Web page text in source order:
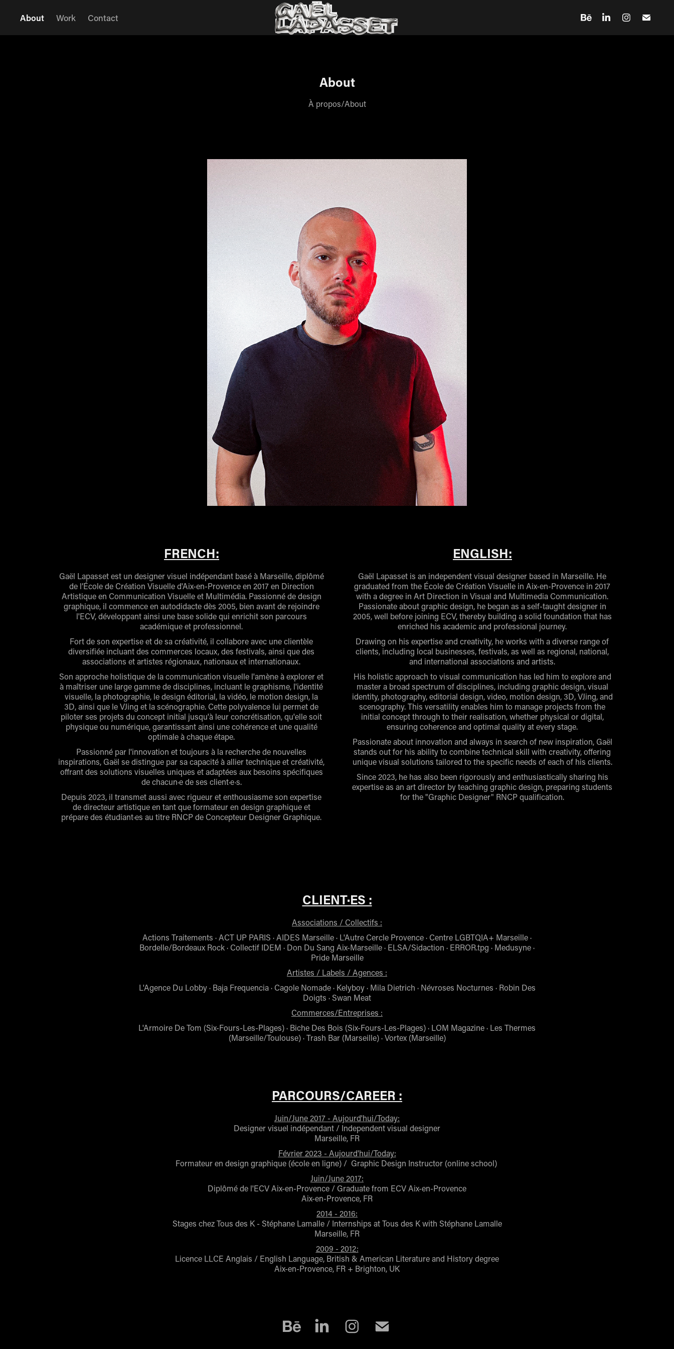
About Work Contact
About
À propos/About
FRENCH:
Gaël Lapasset est un designer visuel indépendant basé à Marseille, diplômé
de l’École de Création Visuelle d'Aix-en-Provence en 2017 en Direction
Artistique en Communication Visuelle et Multimédia. Passionné de design
graphique, il commence en autodidacte dès 2005, bien avant de rejoindre
l'ECV, développant ainsi une base solide qui enrichit son parcours
académique et professionnel.
Fort de son expertise et de sa créativité, il collabore avec une clientèle
diversifiée incluant des commerces locaux, des festivals, ainsi que des
associations et artistes régionaux, nationaux et internationaux.
Son approche holistique de la communication visuelle l'amène à explorer et
à maîtriser une large gamme de disciplines, incluant le graphisme, l'identité
visuelle, la photographie, le design éditorial, la vidéo, le motion design, la
3D, ainsi que le VJing et la scénographie. Cette polyvalence lui permet de
piloter ses projets du concept initial jusqu'à leur concrétisation, qu'elle soit
physique ou numérique, garantissant ainsi une cohérence et une qualité
optimale à chaque étape.
Passionné par l'innovation et toujours à la recherche de nouvelles
inspirations, Gaël se distingue par sa capacité à allier technique et créativité,
offrant des solutions visuelles uniques et adaptées aux besoins spécifiques
de chacun·e de ses client·e·s.
Depuis 2023, il transmet aussi avec rigueur et enthousiasme son expertise
de directeur artistique en tant que formateur en design graphique et
prépare des étudiant·es au titre RNCP de Concepteur Designer Graphique.
ENGLISH:
Gaël Lapasset is an independent visual designer based in Marseille. He
graduated from the École de Création Visuelle in Aix-en-Provence in 2017
with a degree in Art Direction in Visual and Multimedia Communication.
Passionate about graphic design, he began as a self-taught designer in
2005, well before joining ECV, thereby building a solid foundation that has
enriched his academic and professional journey.
Drawing on his expertise and creativity, he works with a diverse range of
clients, including local businesses, festivals, as well as regional, national,
and international associations and artists.
His holistic approach to visual communication has led him to explore and
master a broad spectrum of disciplines, including graphic design, visual
identity, photography, editorial design, video, motion design, 3D, VJing, and
scenography. This versatility enables him to manage projects from the
initial concept through to their realisation, whether physical or digital,
ensuring coherence and optimal quality at every stage.
Passionate about innovation and always in search of new inspiration, Gaël
stands out for his ability to combine technical skill with creativity, offering
unique visual solutions tailored to the specific needs of each of his clients.
Since 2023, he has also been rigorously and enthusiastically sharing his
expertise as an art director by teaching graphic design, preparing students
for the "Graphic Designer" RNCP qualification.
CLIENT·ES :
Associations / Collectifs :
Actions Traitements · ACT UP PARIS · AIDES Marseille · L'Autre Cercle Provence · Centre LGBTQIA+ Marseille ·
Bordelle/Bordeaux Rock · Collectif IDEM · Don Du Sang Aix-Marseille · ELSA/Sidaction · ERROR.tpg · Medusyne ·
Pride Marseille
Artistes / Labels / Agences :
L'Agence Du Lobby · Baja Frequencia · Cagole Nomade · Kelyboy · Mila Dietrich · Névroses Nocturnes · Robin Des
Doigts · Swan Meat
Commerces/Entreprises :
L'Armoire De Tom (Six-Fours-Les-Plages) · Biche Des Bois (Six-Fours-Les-Plages) · LOM Magazine · Les Thermes
(Marseille/Toulouse) · Trash Bar (Marseille) · Vortex (Marseille)
PARCOURS/CAREER :
Juin/June 2017 - Aujourd'hui/Today:
Designer visuel indépendant / Independent visual designer
Marseille, FR
Février 2023 - Aujourd'hui/Today:
Formateur en design graphique (école en ligne) / Graphic Design Instructor (online school)
Juin/June 2017:
Diplômé de l'ECV Aix-en-Provence / Graduate from ECV Aix-en-Provence
Aix-en-Provence, FR
2014 - 2016:
Stages chez Tous des K - Stéphane Lamalle / Internships at Tous des K with Stéphane Lamalle
Marseille, FR
2009 - 2012:
Licence LLCE Anglais / English Language, British & American Literature and History degree
Aix-en-Provence, FR + Brighton, UK